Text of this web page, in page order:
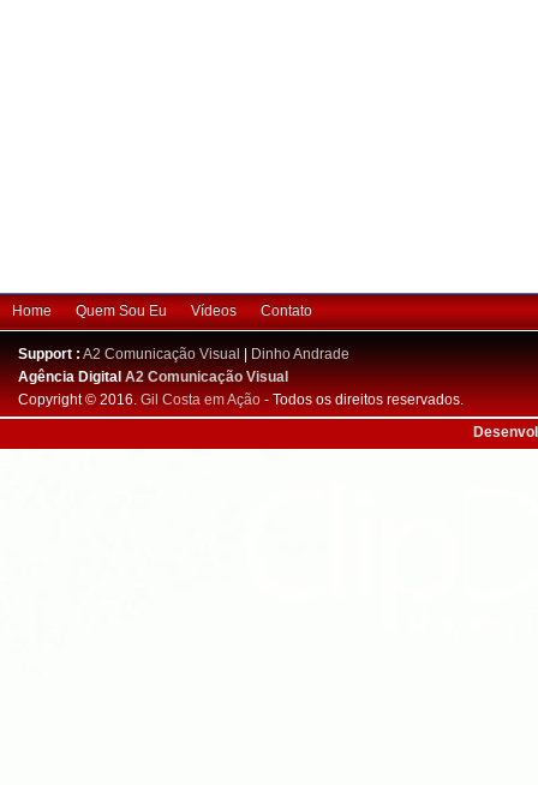
Home Quem Sou Eu Vídeos Contato
Support : A2 Comunicação Visual
Dinho Andrade
Agência DigitalA2 Comunicação Visual
Copyright © 2016. Gil Costa em Ação - Todos os direitos reservados.